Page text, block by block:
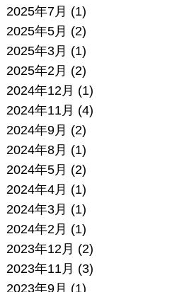
2025年7月 (1)
2025年5月 (2)
2025年3月 (1)
2025年2月 (2)
2024年12月 (1)
2024年11月 (4)
2024年9月 (2)
2024年8月 (1)
2024年5月 (2)
2024年4月 (1)
2024年3月 (1)
2024年2月 (1)
2023年12月 (2)
2023年11月 (3)
2023年9月 (1)